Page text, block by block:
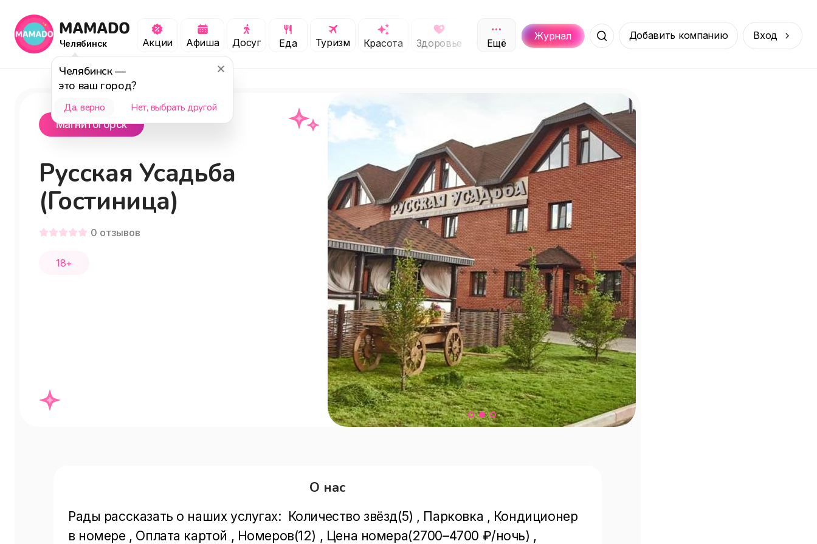
Челябинск
Челябинск—
это ваш город?
Да, верно Нет, выбрать другой
Акции Афиша Досуг Еда Туризм Красота Здоровье Обучение Спорт Услуги Покупки Онлайн
Ещё
Журнал Места Добавить компанию Вход
Магнитогорск
Русская Усадьба
(Гостиница)
0 отзывов
18+
О нас
Рады рассказать о наших услугах:  Количество звёзд(5) , Парковка , Кондиционер
в номере , Оплата картой , Номеров(12) , Цена номера(2700–4700 ₽/ночь) ,